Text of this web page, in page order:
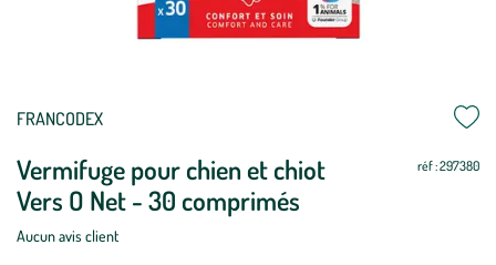
FRANCODEX
Vermifuge pour chien et chiot
Vers O Net - 30 comprimés
réf : 297380
Aucun avis client
Mettre
jour
Mettre
jour